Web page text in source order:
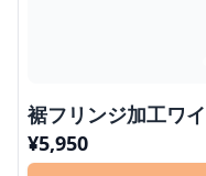
裾フリンジ加工ワ
¥5,950